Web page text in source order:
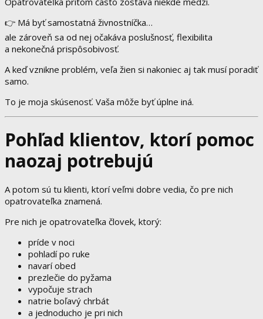
👉 Má byť samostatná živnostníčka…
ale zároveň sa od nej očakáva poslušnosť, flexibilita
a nekonečná prispôsobivosť.
A keď vznikne problém, veľa žien si nakoniec aj tak musí poradiť
samo.
To je moja skúsenosť. Vaša môže byť úplne iná.
Pohľad klientov, ktorí pomoc
naozaj potrebujú
A potom sú tu klienti, ktorí veľmi dobre vedia, čo pre nich
opatrovateľka znamená.
Pre nich je opatrovateľka človek, ktorý:
príde v noci
pohladí po ruke
navarí obed
prezlečie do pyžama
vypočuje strach
natrie boľavý chrbát
a jednoducho je pri nich